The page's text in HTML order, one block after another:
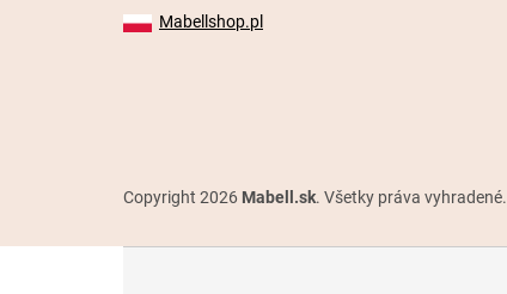
Mabellshop.pl
Copyright 2026 Mabell.sk. Všetky práva vyhradené.